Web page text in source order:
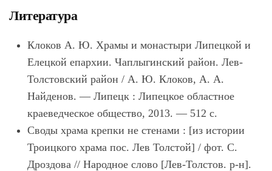
Литература
Клоков А. Ю. Храмы и монастыри Липецкой и
Елецкой епархии. Чаплыгинский район. Лев-
Толстовский район / А. Ю. Клоков, А. А.
Найденов. — Липецк : Липецкое областное
краеведческое общество, 2013. — 512 с.
Своды храма крепки не стенами : [из истории
Троицкого храма пос. Лев Толстой] / фот. С.
Дроздова // Народное слово [Лев-Толстов. р-н].